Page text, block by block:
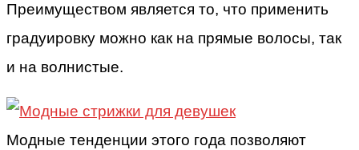
Преимуществом является то, что применить
градуировку можно как на прямые волосы, так
и на волнистые.
Модные тенденции этого года позволяют